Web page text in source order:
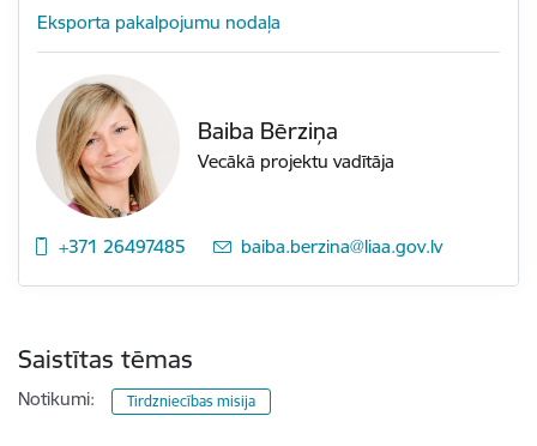
Eksporta pakalpojumu nodaļa
Baiba Bērziņa
Vecākā projektu vadītāja
+371 26497485 E-pasts:
baiba.berzina@liaa.gov.lv
Saistītas tēmas
Notikumi: Tirdzniecības misija